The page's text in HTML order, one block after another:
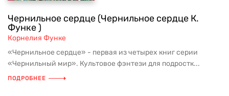
Чернильное сердце (Чернильное сердце К.
Функе )
Корнелия Функе
«Чернильное сердце» - первая из четырех книг серии
«Чернильный мир». Культовое фэнтези для подростк...
ПОДРОБНЕЕ